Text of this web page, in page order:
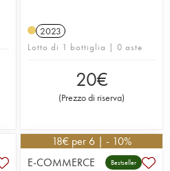
2023
Lotto di 1 bottiglia | 0 aste
20€
(Prezzo di riserva)
18€ per 6 | - 10%
E-COMMERCE
Bestseller